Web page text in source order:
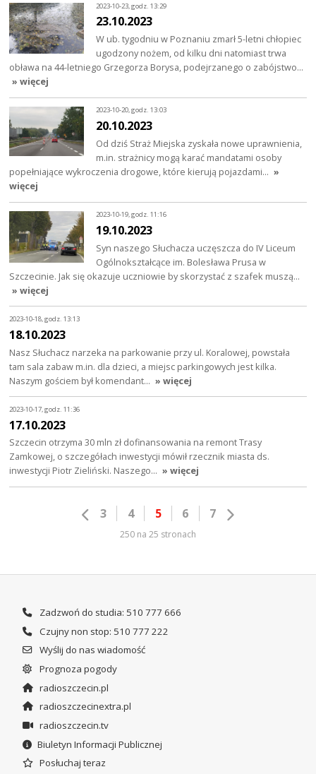
2023-10-23, godz. 13:29
23.10.2023
W ub. tygodniu w Poznaniu zmarł 5-letni chłopiec
ugodzony nożem, od kilku dni natomiast trwa
obława na 44-letniego Grzegorza Borysa, podejrzanego o zabójstwo…
» więcej
2023-10-20, godz. 13:03
20.10.2023
Od dziś Straż Miejska zyskała nowe uprawnienia,
m.in. strażnicy mogą karać mandatami osoby
popełniające wykroczenia drogowe, które kierują pojazdami… »
więcej
2023-10-19, godz. 11:16
19.10.2023
Syn naszego Słuchacza uczęszcza do IV Liceum
Ogólnokształcące im. Bolesława Prusa w
Szczecinie. Jak się okazuje uczniowie by skorzystać z szafek muszą…
» więcej
2023-10-18, godz. 13:13
18.10.2023
Nasz Słuchacz narzeka na parkowanie przy ul. Koralowej, powstała
tam sala zabaw m.in. dla dzieci, a miejsc parkingowych jest kilka.
Naszym gościem był komendant… » więcej
2023-10-17, godz. 11:36
17.10.2023
Szczecin otrzyma 30 mln zł dofinansowania na remont Trasy
Zamkowej, o szczegółach inwestycji mówił rzecznik miasta ds.
inwestycji Piotr Zieliński. Naszego… » więcej
3 4 5 6 7
250 na 25 stronach
Zadzwoń do studia: 510 777 666
Czujny non stop: 510 777 222
Wyślij do nas wiadomość
Prognoza pogody
radioszczecin.pl
radioszczecinextra.pl
radioszczecin.tv
Biuletyn Informacji Publicznej
Posłuchaj teraz